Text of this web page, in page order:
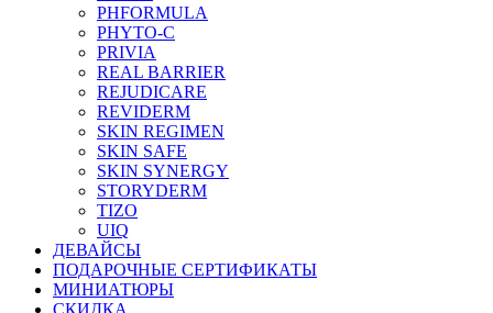
PHFORMULA
PHYTO-C
PRIVIA
REAL BARRIER
REJUDICARE
REVIDERM
SKIN REGIMEN
SKIN SAFE
SKIN SYNERGY
STORYDERM
TIZO
UIQ
ДЕВАЙСЫ
ПОДАРОЧНЫЕ СЕРТИФИКАТЫ
МИНИАТЮРЫ
СКИДКА